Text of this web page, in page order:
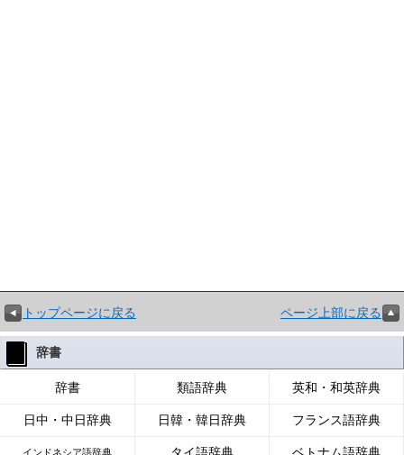
トップページに戻る ページ上部に戻る
辞書
辞書 類語辞典 英和・和英辞典
日中・中日辞典 日韓・韓日辞典 フランス語辞典
インドネシア語辞典